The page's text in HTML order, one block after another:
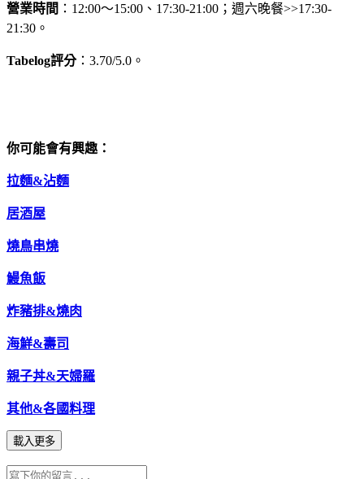
營業時間 ：12:00～15:00、17:30-21:00；週六晚餐>>17:30-
21:30。
Tabelog評分：3.70/5.0。
你可能會有興趣：
拉麵&沾麵
居酒屋
燒鳥串燒
鰻魚飯
炸豬排&燒肉
海鮮&壽司
親子丼&天婦羅
其他&各國料理
載入更多